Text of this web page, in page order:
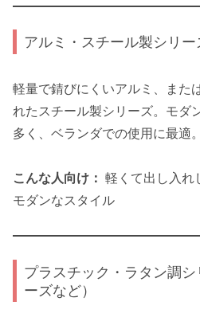
アルミ・スチール製シリー
軽量で錆びにくいアルミ、また
れたスチール製シリーズ。モダ
多く、ベランダでの使用に最適。
こんな人向け： 軽くて出し入れ
モダンなスタイル
プラスチック・ラタン調
ーズなど）